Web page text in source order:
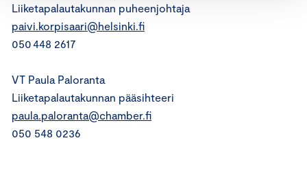
Liiketapalautakunnan puheenjohtaja
paivi.korpisaari@helsinki.fi
050 448 2617
VT Paula Paloranta
Liiketapalautakunnan pääsihteeri
paula.paloranta@chamber.fi
050 548 0236